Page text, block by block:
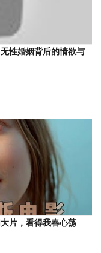
性婚姻背后的情欲与
片，看得我春心荡